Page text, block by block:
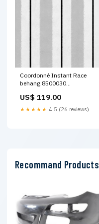
Coordonné Instant Race
behang 8500030
US$ 119.00
★★★★★ 4.5 (26 reviews)
Recommand Products